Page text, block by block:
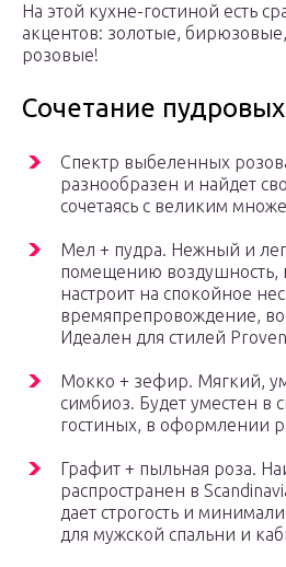
На этой кухне-гостиной есть
акцентов: золотые,
розовые!
Сочетание
Спектр выбеленных
разнообразен и найдет
сочетаясь с великим
Мел + пудра. Нежный и
помещению воздушность,
настроит на спокойное
времяпрепровождение,
Идеален для стилей
Мокко + зефир. Мягкий,
симбиоз. Будет уместен в
гостиных, в оформлении
Графит + пыльная роза.
распространен в
дает строгость и
для мужской спальни и